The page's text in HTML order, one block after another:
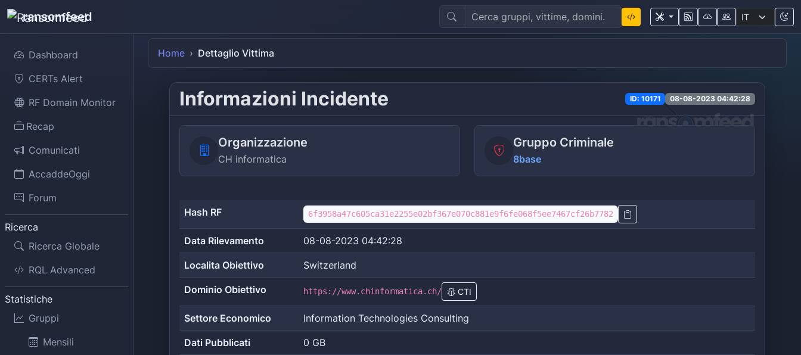
ransomfeed
Dashboard
CERTs Alert
RF Domain Monitor
Recap
Comunicati
AccaddeOggi
Forum
Ricerca
Ricerca Globale
RQL Advanced
Statistiche
Gruppi
Mensili
Home Dettaglio Vittima
Informazioni Incidente ID: 10171 08-08-2023 04:42:28
Organizzazione
CH informatica
Gruppo Criminale
8base
Hash RF 6f3958a47c605ca31e2255e02bf367e070c881e9f6fe068f5ee7467cf26b7782
Data Rilevamento 08-08-2023 04:42:28
Localita Obiettivo Switzerland
Dominio Obiettivo https://www.chinformatica.ch/ CTI
Settore Economico Information Technologies Consulting
Dati Pubblicati 0 GB